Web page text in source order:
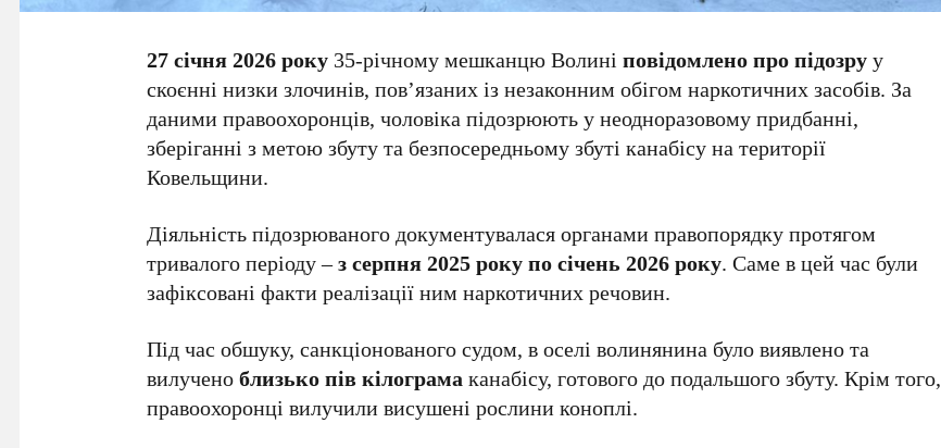
27 січня 2026 року 35-річному мешканцю Волиніповідомлено про підозруу
скоєнні низки злочинів, пов’язаних із незаконним обігом наркотичних засобів. За
даними правоохоронців, чоловіка підозрюють у неодноразовому придбанні,
зберіганні з метою збуту та безпосередньому збуті канабісу на території
Ковельщини.
Діяльність підозрюваного документувалася органами правопорядку протягом
тривалого періоду –з серпня 2025 року по січень 2026 року. Саме в цей час були
зафіксовані факти реалізації ним наркотичних речовин.
Під час обшуку, санкціонованого судом, в оселі волинянина було виявлено та
вилученоблизько пів кілограмаканабісу, готового до подальшого збуту. Крім того,
правоохоронці вилучили висушені рослини коноплі.